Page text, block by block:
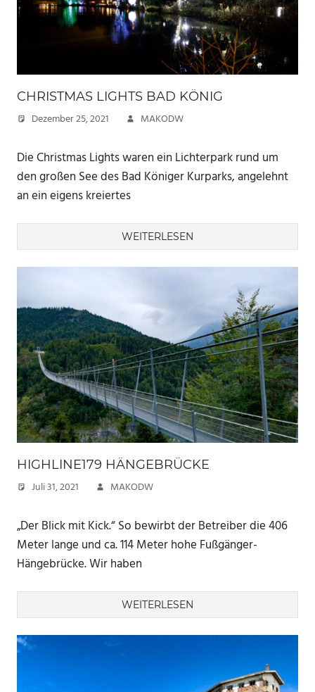
CHRISTMAS LIGHTS BAD KÖNIG
Dezember 25, 2021 MAKODW
Die Christmas Lights waren ein Lichterpark rund um
den großen See des Bad Königer Kurparks, angelehnt
an ein eigens kreiertes
WEITERLESEN
HIGHLINE179 HÄNGEBRÜCKE
Juli 31, 2021 MAKODW
„Der Blick mit Kick.“ So bewirbt der Betreiber die 406
Meter lange und ca. 114 Meter hohe Fußgänger-
Hängebrücke. Wir haben
WEITERLESEN